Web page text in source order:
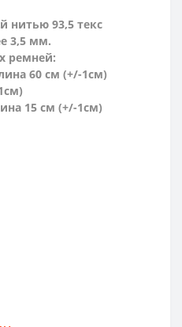
нитью 93,5 текс
3,5 мм.
ремней:
60 см (+/-1см)
15 см (+/-1см)